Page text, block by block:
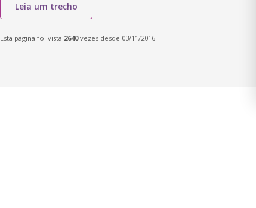
Leia um trecho
Esta página foi vista 2640vezes desde 03/11/2016